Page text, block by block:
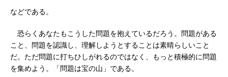
などである。
恐らくあなたもこうした問題を抱えているだろう。問題がある
こと、問題を認識し、理解しようとすることは素晴らしいこと
だ。ただ問題に打ちひしがれるのではなく、もっと積極的に問題
を集めよう。「問題は宝の山」である。